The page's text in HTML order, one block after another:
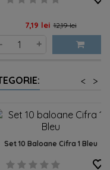
Pret
7,19 lei Pret
baza
12,19 lei
- +
>
<
Set 10 Baloane Cifra 1 Bleu